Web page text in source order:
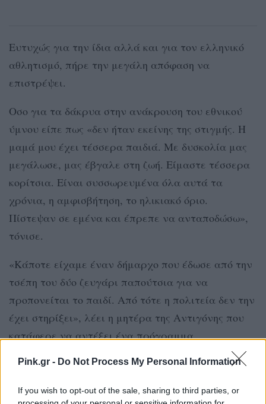
Pink.gr - Do Not Process My Personal Information
If you wish to opt-out of the sale, sharing to third parties, or
Ευτυχώς για την ίδια αλλά και για τον ελληνικό
αθλητισμό, πήρε την μεγάλη απόφαση να
επιστρέψει.
Οσο για τα δάκρυα στην ανάκρουση του εθνικού
ύμνου είπε πως «δεν ήταν εκείνης της στιγμής. Η
μαμά μου έχει τέσσερα παιδιά. Με δυσκολία μας
μεγάλωσε, μας έβγαλε στη ζωή. Είμαστε τέσσερα
κορίτσια. Είναι συσσωρευμένα όλα αυτά τα
χρόνια, η αμφισβήτηση, το ηλικιακό όριο.
Πίστεψαν σε εμένα και έπρεπε να ανταποδώσω»,
τόνισε.
«Κάποτε είχαμε έναν δήμαρχο που έδωσε από την
τσέπη του δύο ζευγάρι παπούτσια για να
προπονείται το παιδί. Από τότε η πολιτεία δεν την
έχει στηρίξει», λέει η μητέρα της Αντιγόνης που
κατάφερε να αντέξει ένα πρόγραμμα
πρωταθλητισμού ενώ παράλληλα εργαζόταν στο
τσιπουράδικο της οικογένειας.